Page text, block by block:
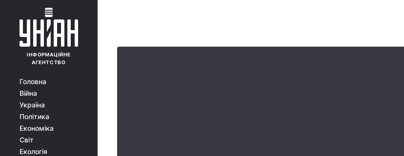
ІНФОРМАЦІЙНЕ
АГЕНТСТВО
Головна
Війна
Україна
Політика
Економіка
Світ
Екологія